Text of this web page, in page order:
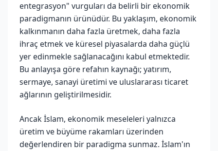
entegrasyon" vurguları da belirli bir ekonomik
paradigmanın ürünüdür. Bu yaklaşım, ekonomik
kalkınmanın daha fazla üretmek, daha fazla
ihraç etmek ve küresel piyasalarda daha güçlü
yer edinmekle sağlanacağını kabul etmektedir.
Bu anlayışa göre refahın kaynağı; yatırım,
sermaye, sanayi üretimi ve uluslararası ticaret
ağlarının geliştirilmesidir.
Ancak İslam, ekonomik meseleleri yalnızca
üretim ve büyüme rakamları üzerinden
değerlendiren bir paradigma sunmaz. İslam'ın